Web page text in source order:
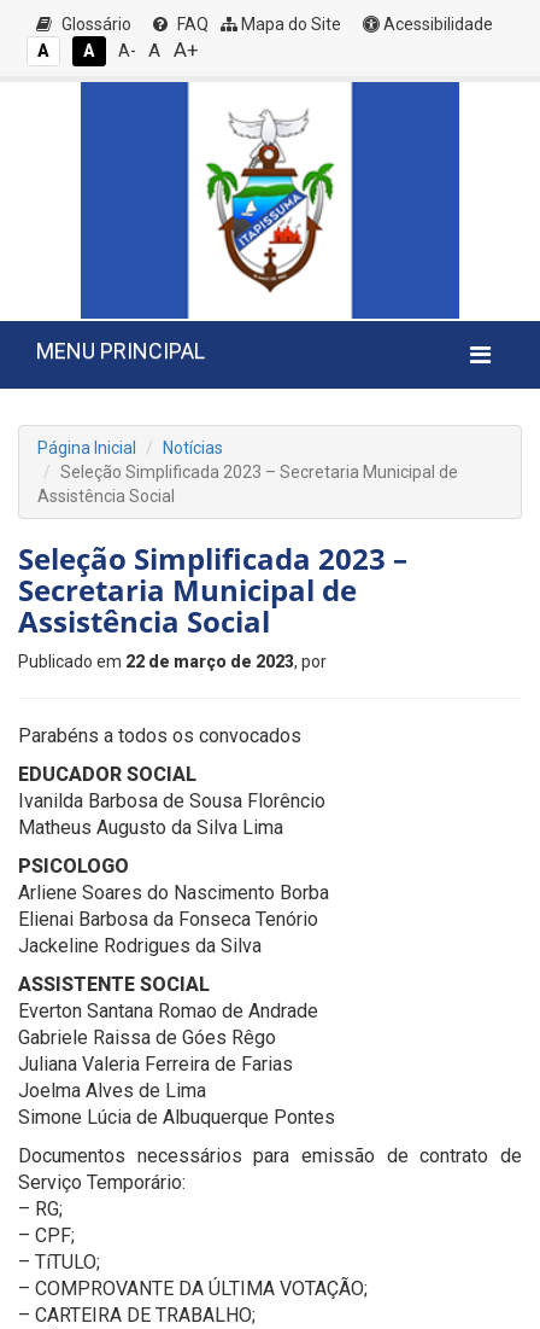
Glossário FAQ Mapa do Site
Acessibilidade
A
A A- A A+
MENU PRINCIPAL
Página Inicial
Notícias
Seleção Simplificada 2023 – Secretaria Municipal de
Assistência Social
Seleção Simplificada 2023 –
Secretaria Municipal de
Assistência Social
Publicado em 22 de março de 2023, por
Parabéns a todos os convocados
EDUCADOR SOCIAL
Ivanilda Barbosa de Sousa Florêncio
Matheus Augusto da Silva Lima
PSICOLOGO
Arliene Soares do Nascimento Borba
Elienai Barbosa da Fonseca Tenório
Jackeline Rodrigues da Silva
ASSISTENTE SOCIAL
Everton Santana Romao de Andrade
Gabriele Raissa de Góes Rêgo
Juliana Valeria Ferreira de Farias
Joelma Alves de Lima
Simone Lúcia de Albuquerque Pontes
Documentos necessários para emissão de contrato de
Serviço Temporário:
– RG;
– CPF;
– TíTULO;
– COMPROVANTE DA ÚLTIMA VOTAÇÃO;
– CARTEIRA DE TRABALHO;